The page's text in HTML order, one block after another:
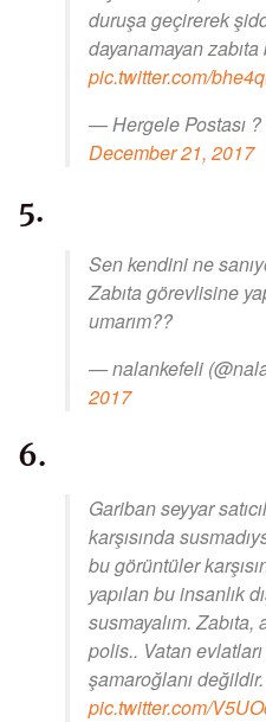
duruşa geçirerek
dayanamayan zabıta
pic.twitter.com/
— Hergele Postası
December 21, 2017
5.
Sen kendini ne
Zabıta görevlisine
umarım??
— nalankefeli
2017
6.
Gariban seyyar
karşısında
bu görüntüler
yapılan bu insanlık
susmayalım.
polis.. Vatan
şamaroğlanı değildir.
pic.twitter.com/